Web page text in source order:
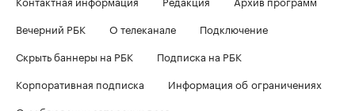
Вечерний РБК
О телеканале
Подключение
Скрыть баннеры на РБК
Подписка на РБК
Корпоративная подписка
Информация об ограничениях